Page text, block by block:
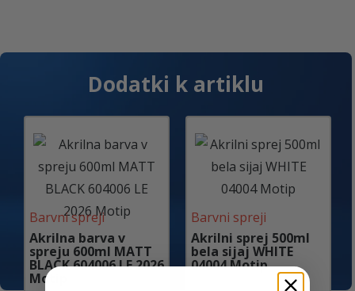
Dodatki k artiklu
Barvni spreji
Akrilna barva v
spreju 600ml MATT
BLACK 604006 LE 2026
Motip
Barvni spreji
Akrilni sprej 500ml
bela sijaj WHITE
04004 Motip